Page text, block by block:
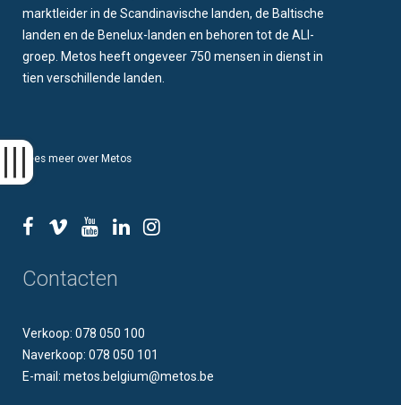
marktleider in de Scandinavische landen, de Baltische
landen en de Benelux-landen en behoren tot de ALI-
groep. Metos heeft ongeveer 750 mensen in dienst in
tien verschillende landen.
Lees meer over Metos
Contacten
Verkoop: 078 050 100
Naverkoop: 078 050 101
E-mail: metos.belgium@metos.be